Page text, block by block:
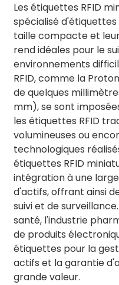
Les étiquettes RFID
spécialisé d'étiquettes
taille compacte et
rend idéales pour le
environnements
RFID, comme la
de quelques
mm), se sont
les étiquettes RFID
volumineuses ou
technologiques
étiquettes RFID
intégration à une
d'actifs, offrant ainsi
suivi et de
santé, l'industrie
de produits
étiquettes pour la
actifs et la garantie
grande valeur.